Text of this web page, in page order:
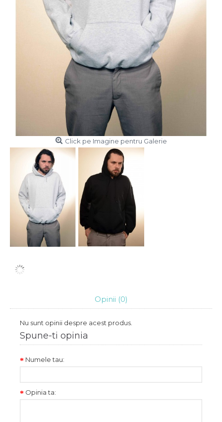
Click pe Imagine pentru Galerie
Opinii (0)
Nu sunt opinii despre acest produs.
Spune-ti opinia
Numele tau:
Opinia ta: